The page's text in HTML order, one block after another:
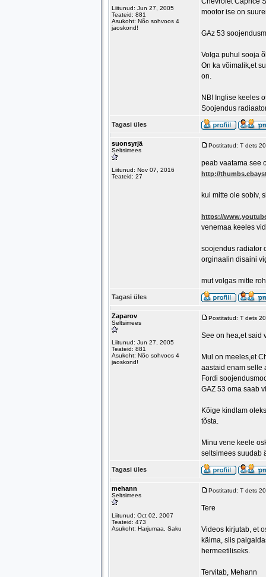
Liitunud: Jun 27, 2005
Teateid: 881
Asukoht: Nõo sohvoos 4
jaoskond!
mootor ise on
GAz 53
Volga puhul sooja
On ka võimalik,et
on.
NB! Inglise keeles
Soojendus
Tagasi üles
suonsyrjä
Seltsimees
Liitunud: Nov 07, 2016
Teateid: 27
Postitatud: T dets
peab vaatama see
http://
kui mitte ole sobiv,
https://
venemaa keeles
soojendus radiator
orginaalin disaini
mut volgas mitte
Tagasi üles
Zaparov
Seltsimees
Liitunud: Jun 27, 2005
Teateid: 881
Asukoht: Nõo sohvoos 4
jaoskond!
Postitatud: T dets
See on hea,et said
Mul on meeles,et
aastaid enam selle
Fordi
GAZ 53 oma saab
Kõige kindlam
tõsta.
Minu vene keele
seltsimees suudab
Tagasi üles
mehann
Seltsimees
Liitunud: Oct 02, 2007
Teateid: 473
Asukoht: Harjumaa, Saku
Postitatud: T dets
Tere
Videos kirjutab, et
käima, siis
hermeetiliseks.
Tervitab, Mehann